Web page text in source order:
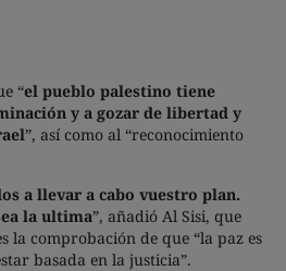
“el pueblo palestino tiene
y a gozar de libertad y
”, así como al “reconocimiento
a llevar a cabo vuestro plan.
la ultima”, añadió Al Sisi, que
la comprobación de que “la paz es
basada en la justicia”.